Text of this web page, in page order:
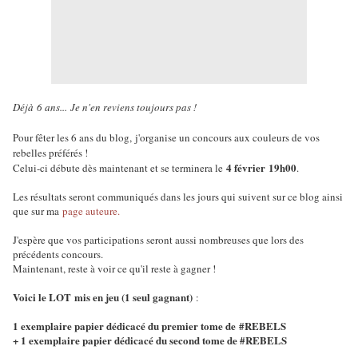
Déjà 6 ans... Je n'en reviens toujours pas !
Pour fêter les 6 ans du blog, j'organise un concours aux couleurs de vos
rebelles préférés !
Celui-ci débute dès maintenant et se terminera le 4 février 19h00.
Les résultats seront communiqués dans les jours qui suivent sur ce blog ainsi
que sur ma page auteure.
J'espère que vos participations seront aussi nombreuses que lors des
précédents concours.
Maintenant, reste à voir ce qu'il reste à gagner !
Voici le LOT mis en jeu (1 seul gagnant) :
1 exemplaire papier dédicacé du premier tome de #REBELS
+ 1 exemplaire papier dédicacé du second tome de #REBELS